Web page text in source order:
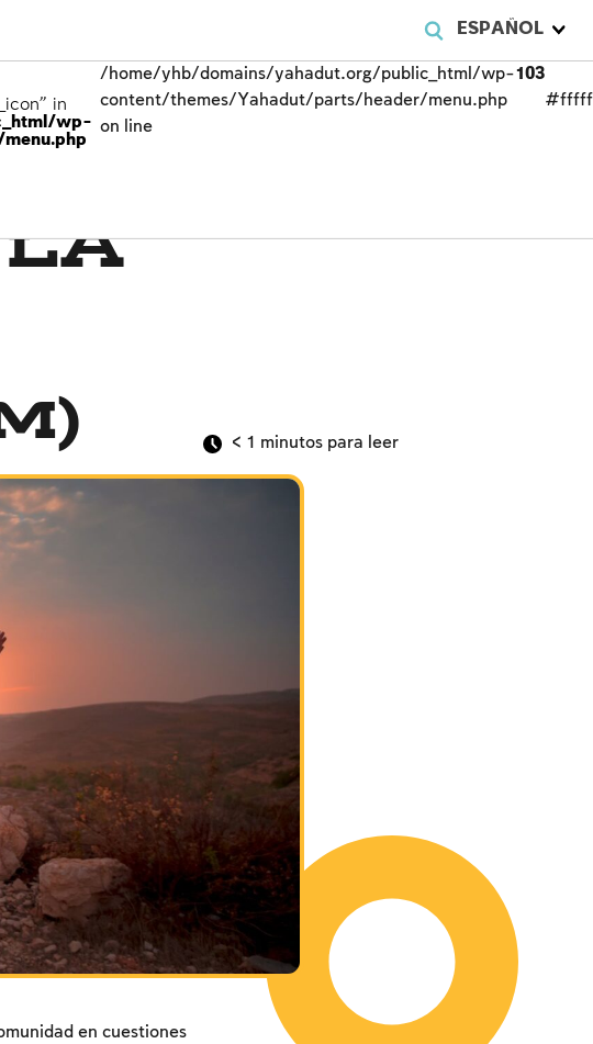
ESPAÑOL
in
wp-
/home/yhb/domains/yahadut.org/public_html/wp-
content/themes/Yahadut/parts/header/menu.php
on line
103
la
< 1 minutos para leer
en cuestiones